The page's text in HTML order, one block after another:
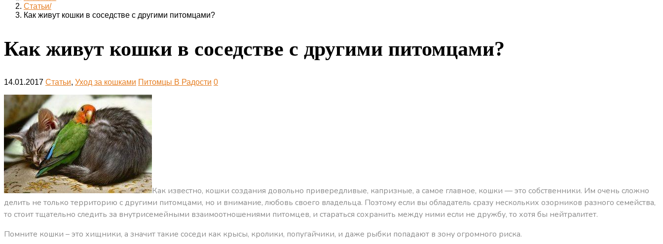
Статьи
Как живут кошки в соседстве с другими питомцами?
Как живут кошки в соседстве с другими питомцами?
14.01.2017 Статьи, Уход за кошками Питомцы В Радости 0
Как известно, кошки создания довольно привередливые, капризные, а самое главное, кошки — это собственники. Им очень сложно
делить не только территорию с другими питомцами, но и внимание, любовь своего владельца. Поэтому если вы обладатель сразу нескольких озорников разного семейства,
то стоит тщательно следить за внутрисемейными взаимоотношениями питомцев, и стараться сохранить между ними если не дружбу, то хотя бы нейтралитет.
Помните кошки – это хищники, а значит такие соседи как крысы, кролики, попугайчики, и даже рыбки попадают в зону огромного риска.